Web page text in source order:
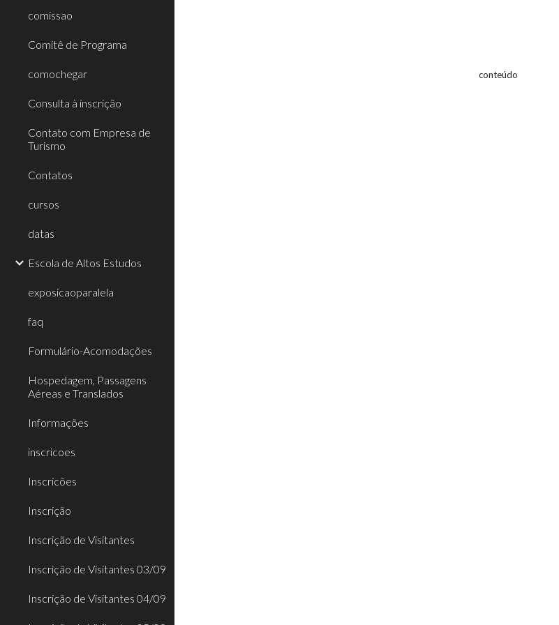
comissao
Comitê de Programa
comochegar
Consulta à inscrição
Contato com Empresa de
Turismo
Contatos
cursos
datas
Escola de Altos Estudos
exposicaoparalela
faq
Formulário-Acomodações
Hospedagem, Passagens
Aéreas e Translados
Informações
inscricoes
Inscricões
Inscrição
Inscrição de Visitantes
Inscrição de Visitantes 03/09
Inscrição de Visitantes 04/09
conteúdo